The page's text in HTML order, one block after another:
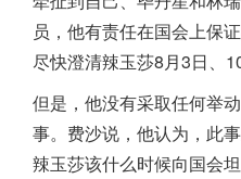
员，他有责任在国会上保
尽快澄清辣玉莎8月3日、
但是，他没有采取任何举
事。费沙说，他认为，此
辣玉莎该什么时候向国会